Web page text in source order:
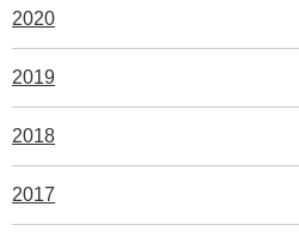
2020
2019
2018
2017